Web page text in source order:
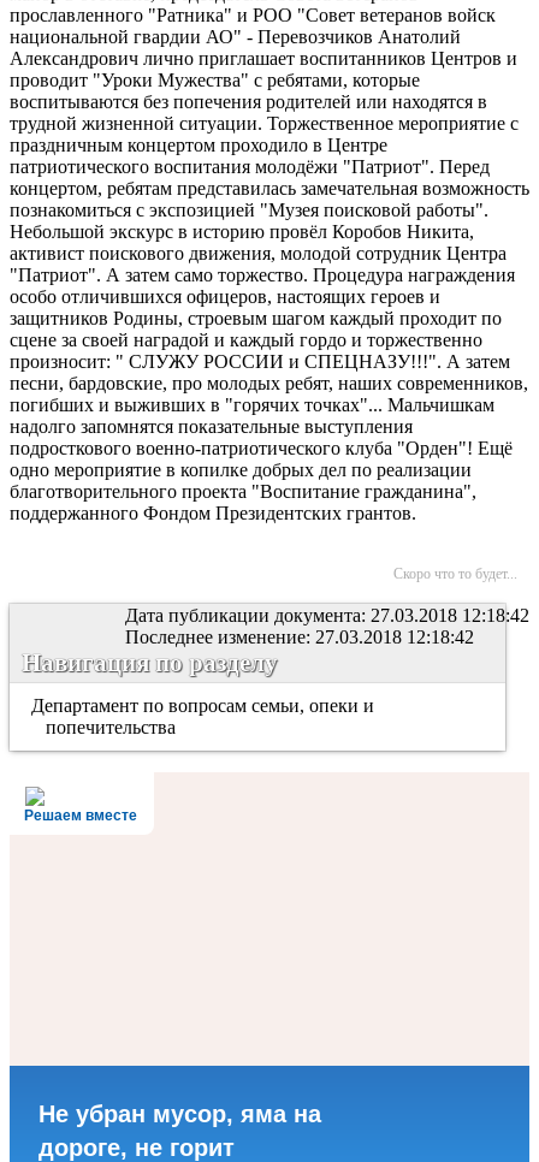
прославленного "Ратника" и РОО "Совет ветеранов войск
национальной гвардии АО" - Перевозчиков Анатолий
Александрович лично приглашает воспитанников Центров и
проводит "Уроки Мужества" с ребятами, которые
воспитываются без попечения родителей или находятся в
трудной жизненной ситуации. Торжественное мероприятие с
праздничным концертом проходило в Центре
патриотического воспитания молодёжи "Патриот". Перед
концертом, ребятам представилась замечательная возможность
познакомиться с экспозицией "Музея поисковой работы".
Небольшой экскурс в историю провёл Коробов Никита,
активист поискового движения, молодой сотрудник Центра
"Патриот". А затем само торжество. Процедура награждения
особо отличившихся офицеров, настоящих героев и
защитников Родины, строевым шагом каждый проходит по
сцене за своей наградой и каждый гордо и торжественно
произносит: " СЛУЖУ РОССИИ и СПЕЦНАЗУ!!!". А затем
песни, бардовские, про молодых ребят, наших современников,
погибших и выживших в "горячих точках"... Мальчишкам
надолго запомнятся показательные выступления
подросткового военно-патриотического клуба "Орден"! Ещё
одно мероприятие в копилке добрых дел по реализации
благотворительного проекта "Воспитание гражданина",
поддержанного Фондом Президентских грантов.
Скоро что то будет...
Дата публикации документа: 27.03.2018 12:18:42
Последнее изменение: 27.03.2018 12:18:42
Навигация по разделу
Департамент по вопросам семьи, опеки и
попечительства
Решаем вместе
Не убран мусор, яма на
дороге, не горит